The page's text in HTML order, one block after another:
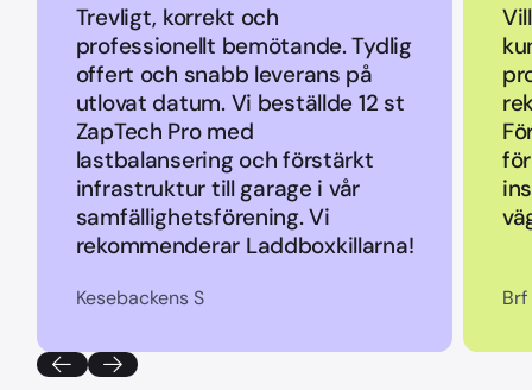
Trevligt, korrekt och
professionellt bemötande. Tydlig
offert och snabb leverans på
utlovat datum. Vi beställde 12 st
ZapTech Pro med
lastbalansering och förstärkt
infrastruktur till garage i vår
samfällighetsförening. Vi
rekommenderar Laddboxkillarna!
Kesebackens S Brf